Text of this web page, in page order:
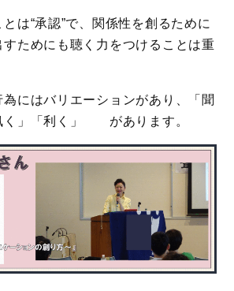
は“承認”で、関係性を創るために
すためにも聴く力をつけることは重
為にはバリエーションがあり、「聞
く」「利く」 があります。